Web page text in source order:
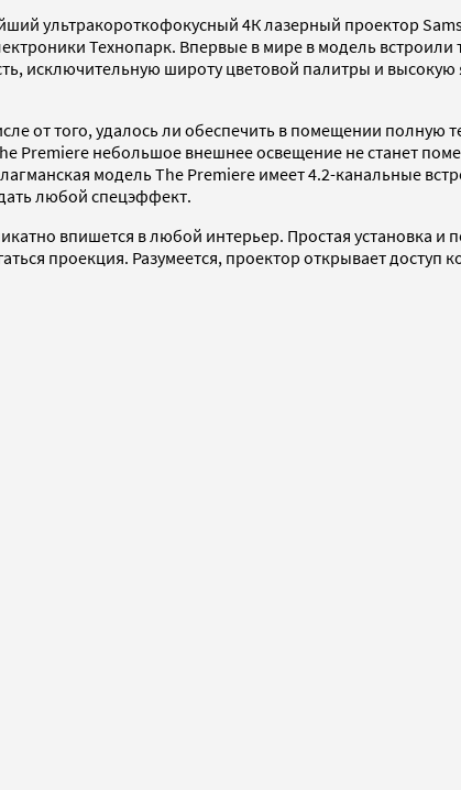
ультракороткофокусный 4К лазерный проектор
Технопарк. Впервые в мире в модель
исключительную широту цветовой палитры и
от того, удалось ли обеспечить в помещении полную
Premiere небольшое внешнее освещение не станет
модель The Premiere имеет 4.2-канальные
любой спецэффект.
впишется в любой интерьер. Простая установка
проекция. Разумеется, проектор открывает